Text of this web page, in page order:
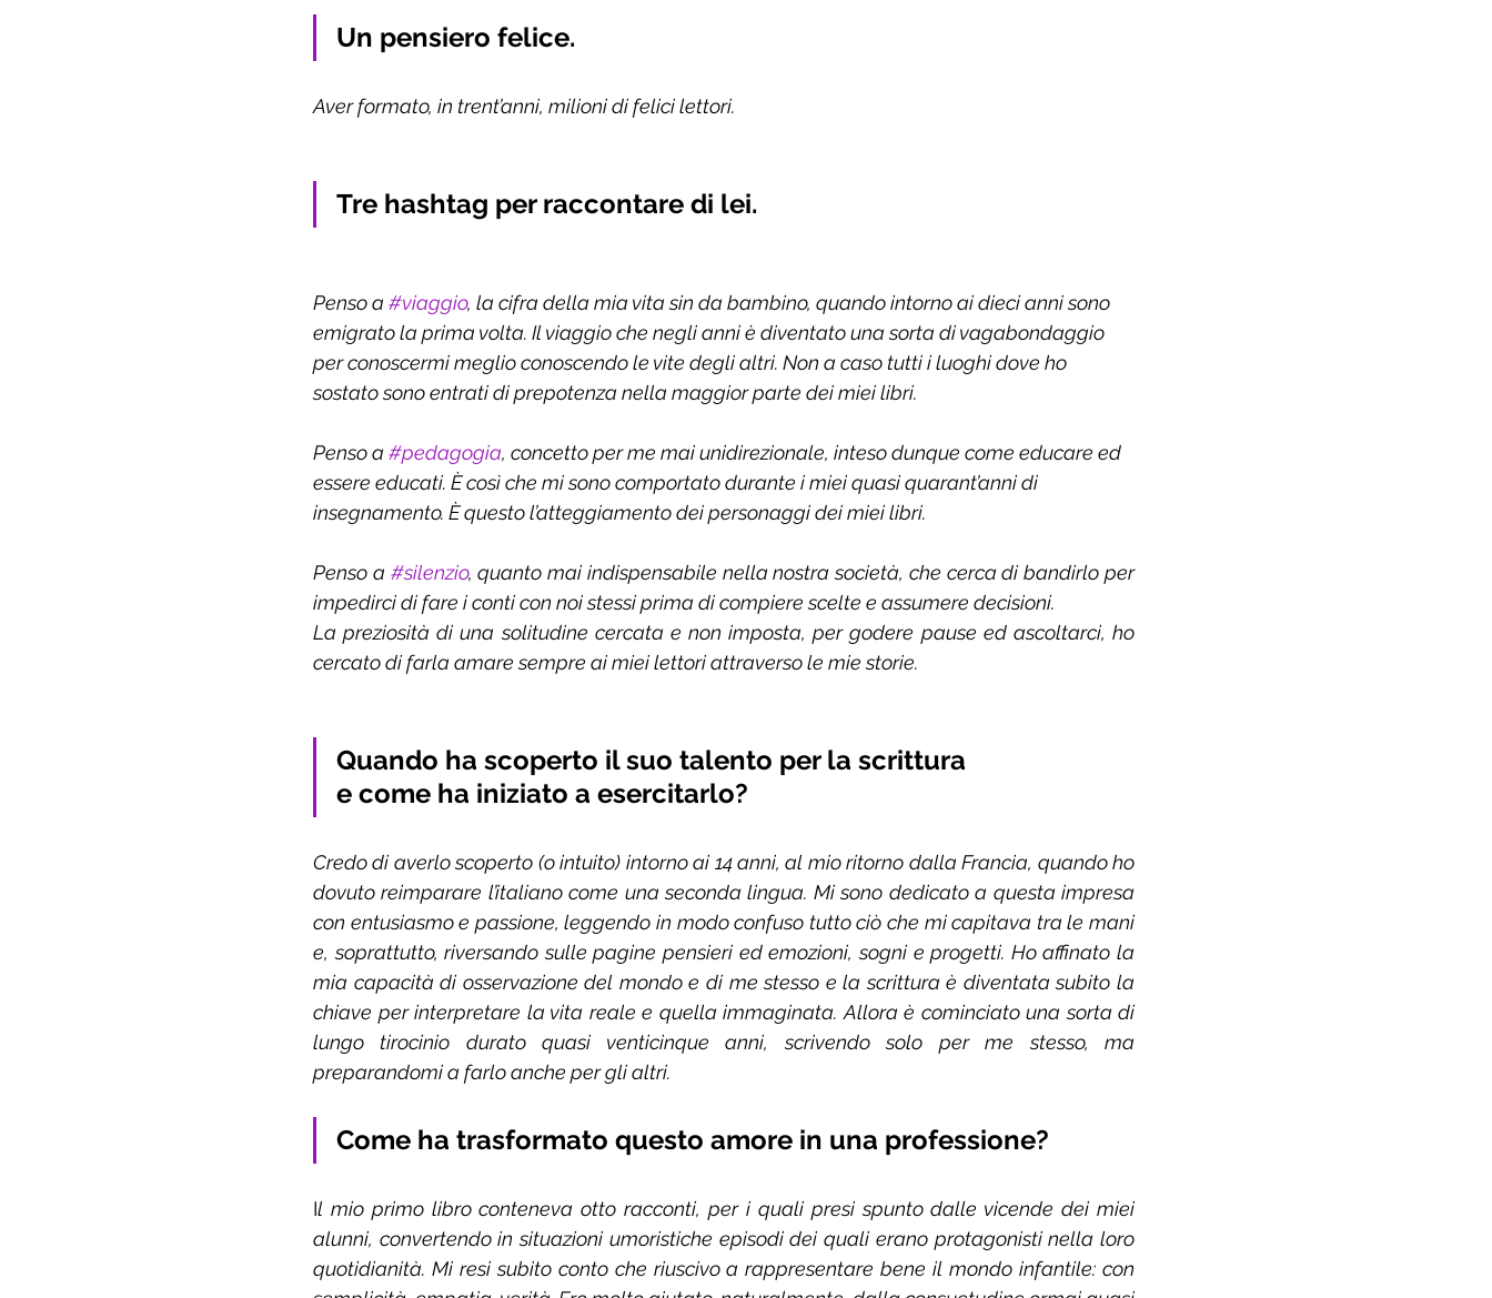
Un pensiero felice.
Aver formato, in trent’anni, milioni di felici lettori.
Tre hashtag per raccontare di lei.
Penso a #viaggio, la cifra della mia vita sin da bambino, quando intorno ai dieci anni sono
emigrato la prima volta. Il viaggio che negli anni è diventato una sorta di vagabondaggio
per conoscermi meglio conoscendo le vite degli altri. Non a caso tutti i luoghi dove ho
sostato sono entrati di prepotenza nella maggior parte dei miei libri.
Penso a #pedagogia, concetto per me mai unidirezionale, inteso dunque come educare ed
essere educati. È così che mi sono comportato durante i miei quasi quarant’anni di
insegnamento. È questo l’atteggiamento dei personaggi dei miei libri.
Penso a #silenzio, quanto mai indispensabile nella nostra società, che cerca di bandirlo per
impedirci di fare i conti con noi stessi prima di compiere scelte e assumere decisioni.
La preziosità di una solitudine cercata e non imposta, per godere pause ed ascoltarci, ho
cercato di farla amare sempre ai miei lettori attraverso le mie storie.
Quando ha scoperto il suo talento per la scrittura
e come ha iniziato a esercitarlo?
Credo di averlo scoperto (o intuito) intorno ai 14 anni, al mio ritorno dalla Francia, quando ho
dovuto reimparare l’italiano come una seconda lingua. Mi sono dedicato a questa impresa
con entusiasmo e passione, leggendo in modo confuso tutto ciò che mi capitava tra le mani
e, soprattutto, riversando sulle pagine pensieri ed emozioni, sogni e progetti. Ho affinato la
mia capacità di osservazione del mondo e di me stesso e la scrittura è diventata subito la
chiave per interpretare la vita reale e quella immaginata. Allora è cominciato una sorta di
lungo tirocinio durato quasi venticinque anni, scrivendo solo per me stesso, ma
preparandomi a farlo anche per gli altri.
Come ha trasformato questo amore in una professione?
Il mio primo libro conteneva otto racconti, per i quali presi spunto dalle vicende dei miei
alunni, convertendo in situazioni umoristiche episodi dei quali erano protagonisti nella loro
quotidianità. Mi resi subito conto che riuscivo a rappresentare bene il mondo infantile: con